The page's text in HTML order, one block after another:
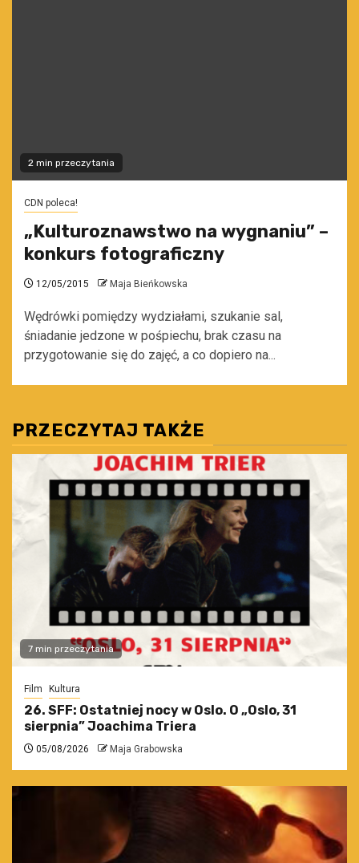
2 min przeczytania
CDN poleca!
„Kulturoznawstwo na wygnaniu” –
konkurs fotograficzny
12/05/2015 Maja Bieńkowska
Wędrówki pomiędzy wydziałami, szukanie sal,
śniadanie jedzone w pośpiechu, brak czasu na
przygotowanie się do zajęć, a co dopiero na...
PRZECZYTAJ TAKŻE
7 min przeczytania
Film Kultura
26. SFF: Ostatniej nocy w Oslo. O „Oslo, 31
sierpnia” Joachima Triera
05/08/2026 Maja Grabowska